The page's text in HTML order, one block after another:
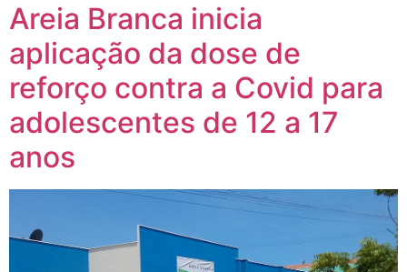
Areia Branca inicia
aplicação da dose de
reforço contra a Covid para
adolescentes de 12 a 17
anos